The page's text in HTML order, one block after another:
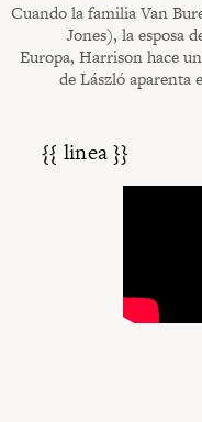
Cuando la familia Van
Jones), la esposa
Europa, Harrison hace
de László aparenta
{{ linea }}